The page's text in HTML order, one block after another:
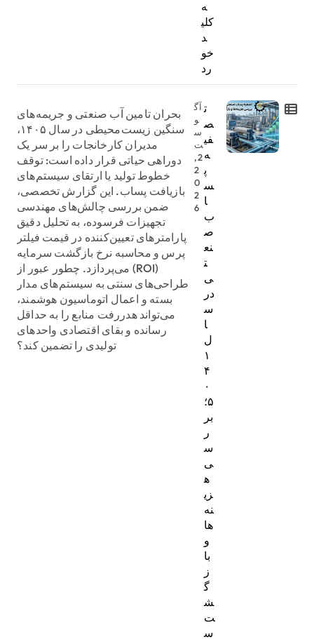
ه
کلی
د
خو
رد
ت
ص
فی
ه
پ
س
ا
ب
ص
نع
ت
ی
در
س
ا
ل
۱
۴
۰
۵؛
بر
ر
س
ی
ه
زی
نه‌
ها
و
با
ز
گ
ش
ت
س
آگ
و
س
ت
2,
2
0
2
6
بحران تامین آب صنعتی و جریمه‌های
سنگین زیست‌محیطی در سال ۱۴۰۵،
مدیران کارخانجات را بر سر یک
دوراهی حیاتی قرار داده است: توقف
خطوط تولید یا ارتقای سیستم‌های
بازیافت پساب. این گزارش تخصصی،
ضمن بررسی چالش‌های مهندسی
تجهیزات فرسوده، به تحلیل دقیق
پارامترهای تعیین‌کننده در قیمت فیلتر
پرس و محاسبه نرخ بازگشت سرمایه
(ROI) می‌پردازد. چطور عبور از
طراحی‌های سنتی به سیستم‌های مدار
بسته و اعمال اتوماسیون هوشمند،
می‌تواند هدررفت منابع را به حداقل
رسانده و بقای اقتصادی واحدهای
تولیدی را تضمین کند؟